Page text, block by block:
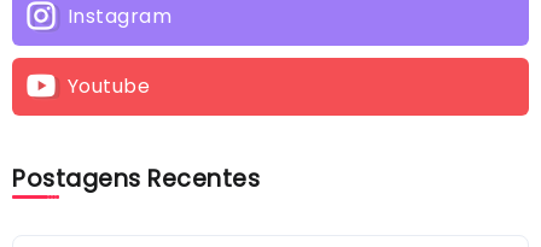
Instagram
Youtube
Postagens Recentes